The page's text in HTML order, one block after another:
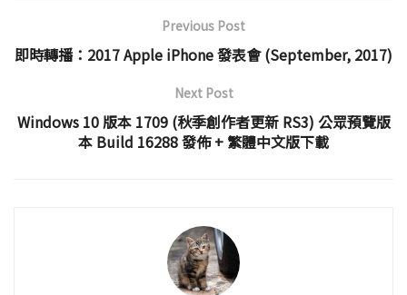
Previous Post
即時轉播：2017 Apple iPhone 發表會 (September, 2017)
Next Post
Windows 10 版本 1709 (秋季創作者更新 RS3) 公眾預覽版
本 Build 16288 發佈 + 繁體中文版下載